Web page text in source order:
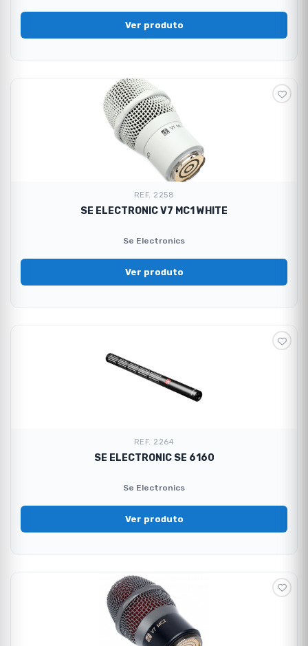
Ver produto
REF. 2258
SE ELECTRONIC V7 MC1 WHITE
Se Electronics
Ver produto
REF. 2264
SE ELECTRONIC SE 6160
Se Electronics
Ver produto